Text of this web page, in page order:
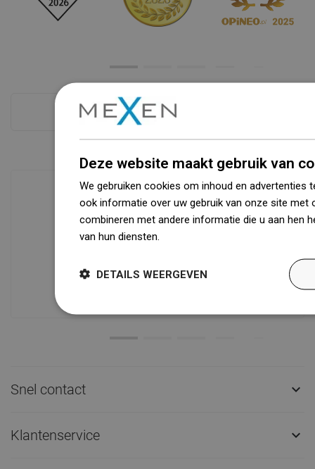
Zie alles
Beschikbaarheid van goederen
Een modern logistiek centrum met een
dan 68.000 palletplaatsen biedt meer
Snel contact 
Klantenservice 
Deze website maakt gebruik van
We gebruiken cookies om inhoud en advertenties
ook informatie over uw gebruik van onze site met
combineren met andere informatie die u aan hen
van hun diensten.
DETAILS WEERGEVEN